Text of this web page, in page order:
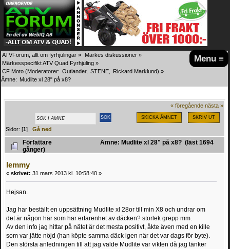
Menu ≡
ATVForum, allt om fyrhjulingar » Märkes diskussioner »
Märkesspecifikt ATV Quad Fyrhjuling »
CF Moto (Moderatorer: Outlander, STENE Rickard Marklund) »
Ämne: Mudlite xl 28" på x8?
« föregående nästa »
SKICKA ÄMNET SKRIV UT
Sidor: [1]Gå ned
Författare
Ämne: Mudlite xl 28" på x8? (läst 1694
gånger)
lemmy
« skrivet: 31 mars 2013 kl. 10:58:40 »
Hejsan.
Jag har beställt en uppsättning Mudlite xl 28or till min X8 och undrar om
det är någon här som har erfarenhet av däcken? storlek grepp mm.
Av den info jag hittar på nätet är det mesta positivt, åkte även med en kille
som var jätte nöjd (han köpte samma däck igen när det var dags för byte).
Den största anledningen till att jag valde Mudlite var vikten då jag tänker